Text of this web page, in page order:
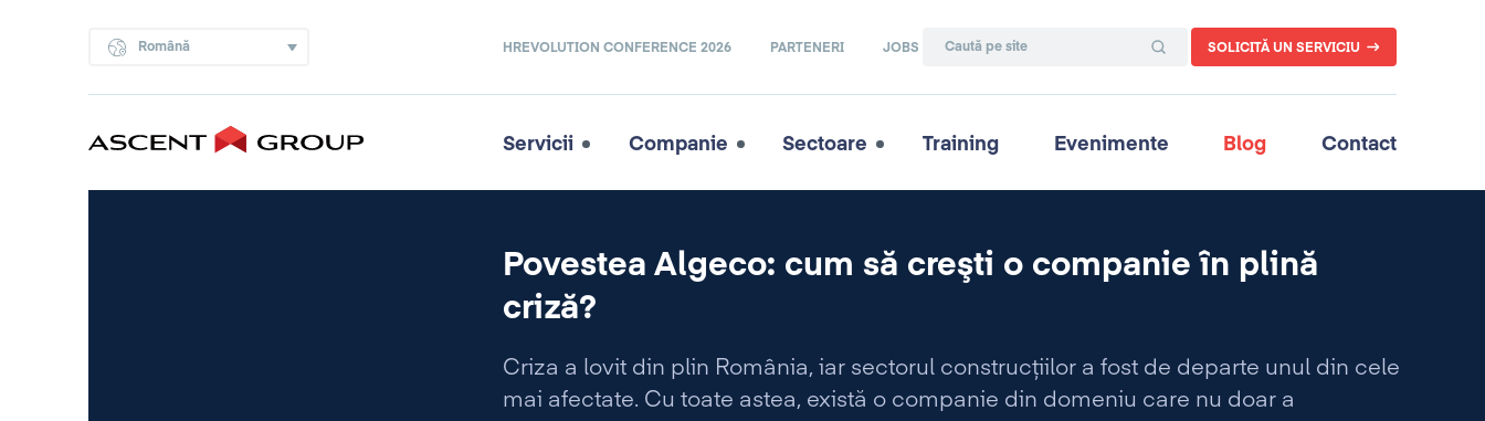
Română HREVOLUTION CONFERENCE 2026 PARTENERI JOBS SOLICITĂ UN SERVICIU
Servicii Companie Sectoare Training Evenimente Blog Contact
Povestea Algeco: cum să creşti o companie în plină
criză?
Criza a lovit din plin România, iar sectorul construcţiilor a fost de departe unul din cele
mai afectate. Cu toate astea, există o companie din domeniu care nu doar a